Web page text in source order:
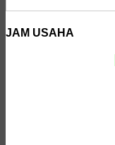
JAM USAHA